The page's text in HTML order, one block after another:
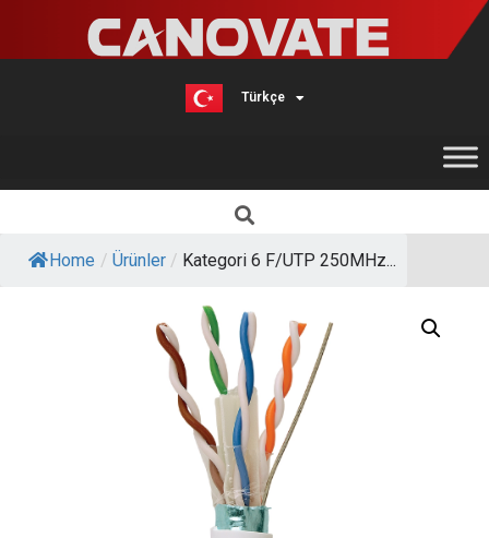
Türkçe
English
Home / Ürünler / Kategori 6 F/UTP 250MHz...